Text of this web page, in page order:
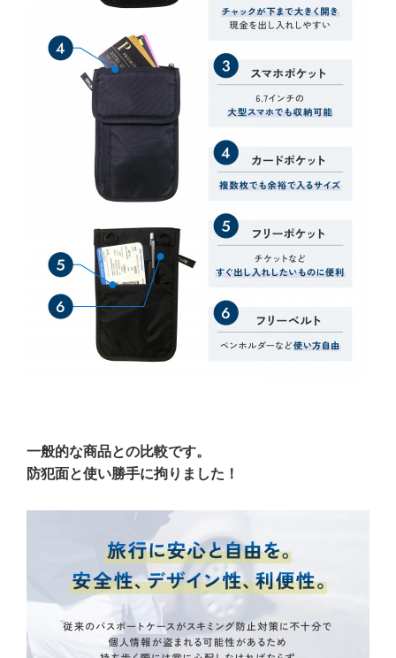
一般的な商品との比較です。
防犯面と使い勝手に拘りました！